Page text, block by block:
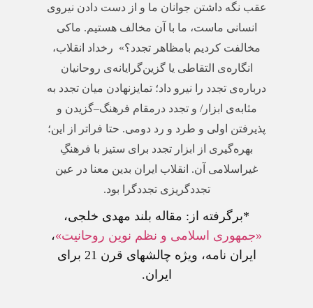
عقب نگه داشتن جوانان ما و از دست دادن نیروی
انسانی ماست، ما با آن مخالف‌ هستیم. ماکی
مخالفت کردیم بامظاهر تجدد؟» رخداد انقلاب،
انگاره‌ی التقاطی یا گزین‌گرایانه‌ی روحانیان
درباره‌ی تجدد را نیرو داد؛ تمایزنهادن میان تجدد به
مثابه‌ی ابزار/ و تجدد درمقام فرهنگ–گزیدن و
پذیرفتن اولی و طرد و رد دومی. حتا فراتر از این؛
بهره‌گیری از ابزار تجدد برای ستیز با فرهنگِ
غیراسلامی آن. انقلاب ایران بدین معنا در عین
تجددگریزی تجددگرا بود.
*برگرفته از: مقاله بلند مهدی خلجی،
«جمهوری اسلامی و نظم نوین روحانیت»،
ایران نامه، ویژه چالشهای قرن 21 برای
ایران.